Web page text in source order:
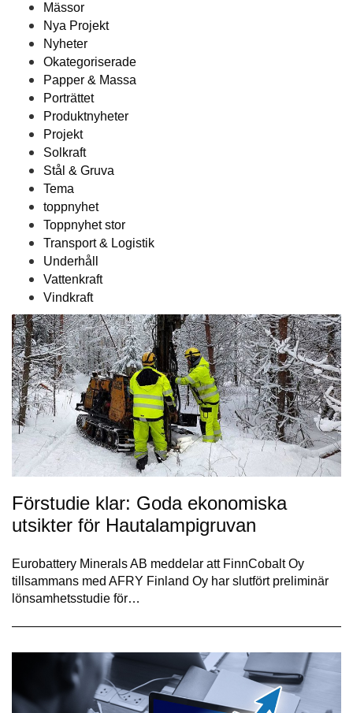
Mässor
Nya Projekt
Nyheter
Okategoriserade
Papper & Massa
Porträttet
Produktnyheter
Projekt
Solkraft
Stål & Gruva
Tema
toppnyhet
Toppnyhet stor
Transport & Logistik
Underhåll
Vattenkraft
Vindkraft
Förstudie klar: Goda ekonomiska
utsikter för Hautalampigruvan
Eurobattery Minerals AB meddelar att FinnCobalt Oy
tillsammans med AFRY Finland Oy har slutfört preliminär
lönsamhetsstudie för…